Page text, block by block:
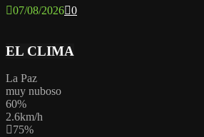
07/08/2026 0
EL CLIMA
La Paz
muy nuboso
60%
2.6km/h
75%